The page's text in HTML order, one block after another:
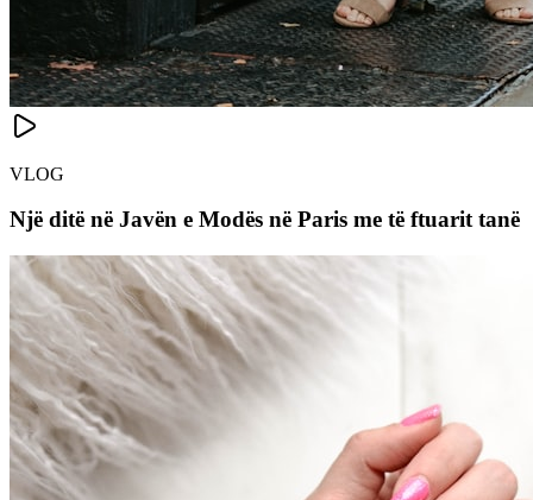
VLOG
Një ditë në Javën e Modës në Paris me të ftuarit tanë